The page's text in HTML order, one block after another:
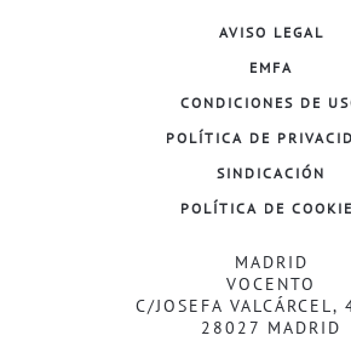
AVISO LEGAL
EMFA
CONDICIONES DE
POLÍTICA DE
SINDICACIÓN
POLÍTICA DE
MADRID
VOCENTO
C/JOSEFA VALCÁRCEL,
28027 MADRID